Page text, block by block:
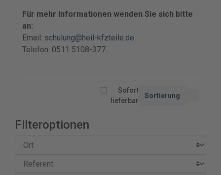
Für mehr Informationen wenden Sie sich bitte
an:
Email: schulung@heil-kfzteile.de
Telefon: 0511 5108-377
Sofort
lieferbar
Sortierung
Filteroptionen